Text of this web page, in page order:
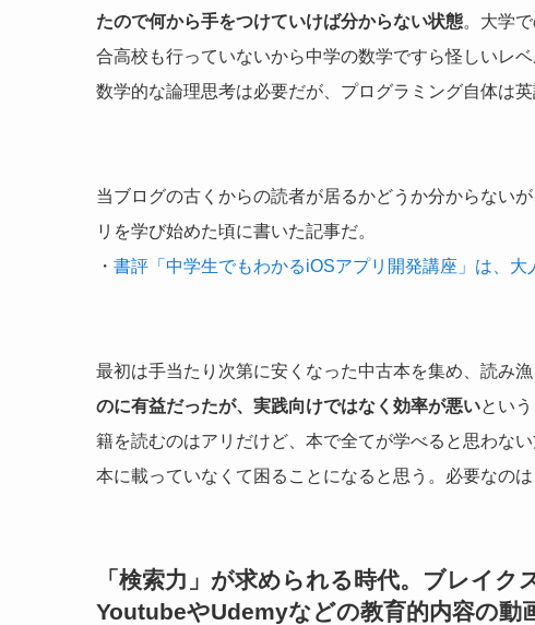
たので何から手をつけていけば分からない状態。大学
合高校も行っていないから中学の数学ですら怪しいレ
数学的な論理思考は必要だが、プログラミング自体は
当ブログの古くからの読者が居るかどうか分からない
リを学び始めた頃に書いた記事だ。
・ 書評「中学生でもわかるiOSアプリ開発講座」は、大
最初は手当たり次第に安くなった中古本を集め、読み
のに有益だったが、実践向けではなく効率が悪いとい
籍を読むのはアリだけど、本で全てが学べると思わな
本に載っていなくて困ることになると思う。必要なのは
「検索力」が求められる時代。ブレイ
YoutubeやUdemyなどの教育的内容の動